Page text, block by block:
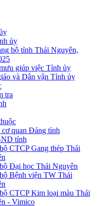
ủy
bộ tỉnh Thái Nguyên,
giúp việc Tỉnh ủy
và Dân vận Tỉnh ủy
tra
quan Đảng tỉnh
tỉnh
CTCP Gang thép Thái
Đại học Thái Nguyên
Bệnh viện TW Thái
CTCP Kim loại màu Thái
- Vimico